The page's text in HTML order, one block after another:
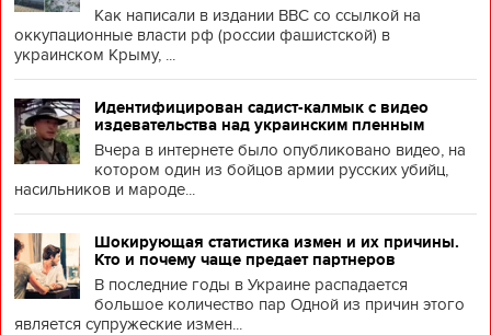
Как написали в издании BBC со ссылкой на
оккупационные власти рф (россии фашистской) в
украинском Крыму, ...
Идентифицирован садист-калмык с видео
издевательства над украинским пленным
Вчера в интернете было опубликовано видео, на
котором один из бойцов армии русских убийц,
насильников и мароде...
Шокирующая статистика измен и их причины.
Кто и почему чаще предает партнеров
В последние годы в Украине распадается
большое количество пар Одной из причин этого
является супружеские измен...